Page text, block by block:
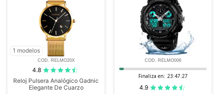
1 modelos
COD. RELMO20X
4.8
Reloj Pulsera Analógico Gadnic
Elegante De Cuarzo
COD. RELMO006
Finaliza en: 23:47:26
4.9